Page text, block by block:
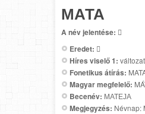
МАТА
A név jelentése: 
Eredet: 
Híres viselő 1:
Fonetikus átírás:
Magyar megfelelő:
Becenév: МАТЕЈА
Megjegyzés: Névnap: